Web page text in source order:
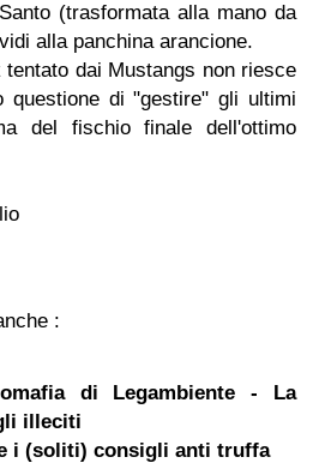
(trasformata alla mano da
alla panchina arancione.
dai Mustangs non riesce
di "gestire" gli ultimi
del fischio finale dell'ottimo
:
di Legambiente - La
illeciti
i (soliti) consigli anti truffa